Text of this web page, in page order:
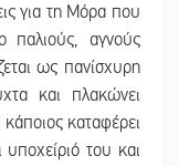
για τη Μόρα που
παλιούς, αγνούς
ως πανίσχυρη
και πλακώνει
καταφέρει
υποχείριό του και